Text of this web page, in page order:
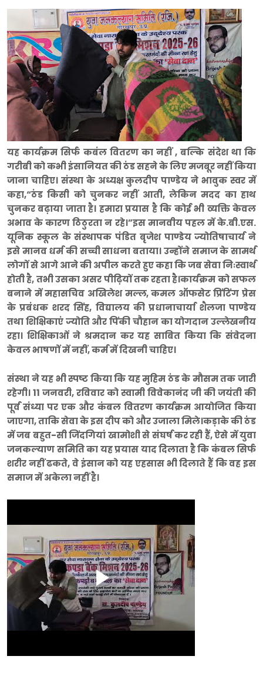
यह कार्यक्रम सिर्फ कबंल वितरण का नहीं , बल्कि संदेश था कि
गरीबी को कभी इंसानियत की ठंड सहने के लिए मजबूर नहीं किया
जाना चाहिए। संस्था के अध्यक्ष कुलदीप पाण्डेय ने भावुक स्वर में
कहा,“ठंड किसी को चुनकर नहीं आती, लेकिन मदद का हाथ
चुनकर बढ़ाया जाता है। हमारा प्रयास है कि कोई भी व्यक्ति केवल
अभाव के कारण ठिठुरता न रहे।”इस मानवीय पहल में के.बी.एस.
यूनिक स्कूल के संस्थापक पंडित बृजेश पाण्डेय ज्योतिषाचार्य ने
इसे मानव धर्म की सच्ची साधना बताया। उन्होंने समाज के सामर्थ
लोगों से आगे आने की अपील करते हुए कहा कि जब सेवा निःस्वार्थ
होती है, तभी उसका असर पीढ़ियों तक रहता है।कार्यक्रम को सफल
बनाने में महासचिव अखिलेश मल्ल, कमल ऑफसेट प्रिंटिंग प्रेस
के प्रबंधक शरद सिंह, विद्यालय की प्रधानाचार्या शैलजा पाण्डेय
तथा शिक्षिकाएं ज्योति और पिंकी चौहान का योगदान उल्लेखनीय
रहा। शिक्षिकाओं ने श्रमदान कर यह साबित किया कि संवेदना
केवल भाषणों में नहीं, कर्म में दिखनी चाहिए।
संस्था ने यह भी स्पष्ट किया कि यह मुहिम ठंड के मौसम तक जारी
रहेगी। 11 जनवरी, रविवार को स्वामी विवेकानंद जी की जयंती की
पूर्व संध्या पर एक और कंबल वितरण कार्यक्रम आयोजित किया
जाएगा, ताकि सेवा के इस दीप को और उजाला मिले।कड़ाके की ठंड
में जब बहुत-सी जिंदगियां खामोशी से संघर्ष कर रही हैं, ऐसे में युवा
जनकल्याण समिति का यह प्रयास याद दिलाता है कि कंबल सिर्फ
शरीर नहीं ढकते, वे इंसान को यह एहसास भी दिलाते हैं कि वह इस
समाज में अकेला नहीं है।